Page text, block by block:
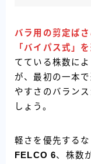
バラ用の剪定ば
「バイパス式」
てている株数に
が、最初の一本
やすさのバランス
しょう。
軽さを優先するな
FELCO 6、株数